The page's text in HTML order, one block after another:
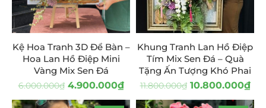
Kệ Hoa Tranh 3D Để Bàn –
Hoa Lan Hồ Điệp Mini
Vàng Mix Sen Đá
6.000.000₫ 4.900.000₫
Khung Tranh Lan Hồ Điệp
Tím Mix Sen Đá – Quà
Tặng Ấn Tượng Khó Phai
11.800.000₫ 10.800.000₫